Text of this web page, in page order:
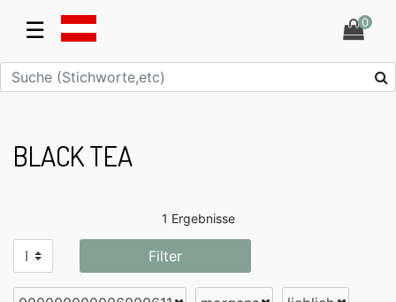
☰ 0
BLACK TEA
1 Ergebnisse
Filter